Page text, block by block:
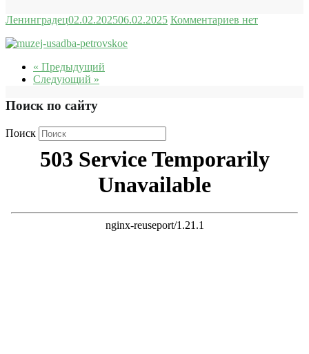
Ленинградец02.02.202506.02.2025 Комментариев нет
« Предыдущий
Следующий »
Поиск по сайту
Поиск